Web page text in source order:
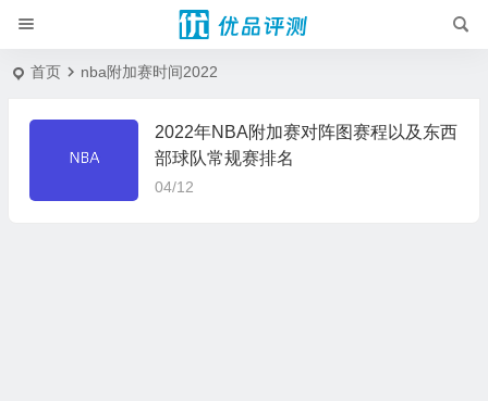
首页 nba附加赛时间2022
2022年NBA附加赛对阵图赛程以及东西
部球队常规赛排名
04/12